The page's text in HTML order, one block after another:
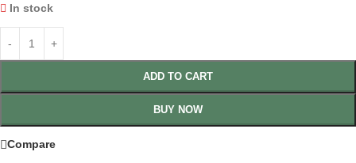
In stock
ADD TO CART
BUY NOW
Compare